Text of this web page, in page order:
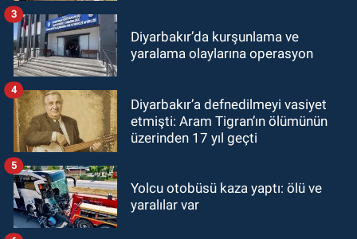
Diyarbakır’da kurşunlama ve
yaralama olaylarına operasyon
3
Diyarbakır’a defnedilmeyi vasiyet
etmişti: Aram Tigran’ın ölümünün
üzerinden 17 yıl geçti
4
Yolcu otobüsü kaza yaptı: ölü ve
yaralılar var
5